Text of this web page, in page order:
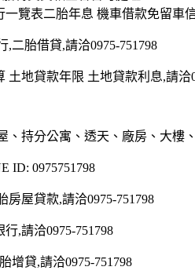
覽表二胎年息 機車借款免留車
二胎借貸,請洽0975-751798
地貸款年限 土地貸款利息,請洽
持分公寓、透天、廠房、大樓
ID: 0975751798
屋貸款,請洽0975-751798
,請洽0975-751798
增貸,請洽0975-751798